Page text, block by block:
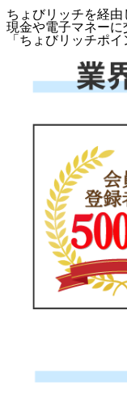
ちょびリッチを経由
現金や電子マネーに
「 ちょびリッチポイ